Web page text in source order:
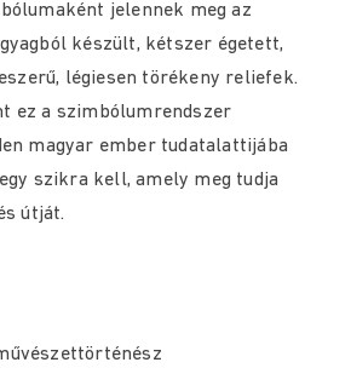
jelennek meg az
készült, kétszer égetett,
légiesen törékeny reliefek.
ez a szimbólumrendszer
magyar ember tudatalattijába
szikra kell, amely meg tudja
útját.